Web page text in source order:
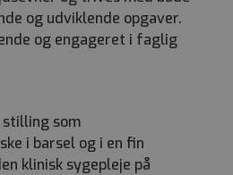
og udviklende opgaver.
og engageret i faglig
som
i barsel og i en fin
klinisk sygepleje på